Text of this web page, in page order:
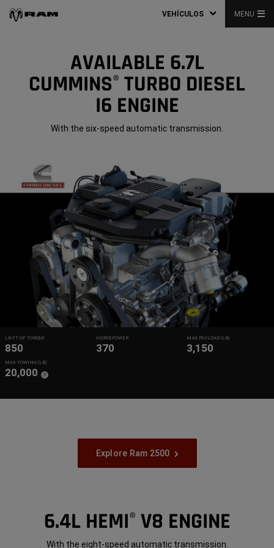
VEHÍCULOS MENU
AVAILABLE 6.7L
CUMMINS® TURBO DIESEL
I6 ENGINE
With the six-speed automatic transmission.
LB-FT OF TORQUE
850
HORSEPOWER
370
MAX PAYLOAD (LB)
3,150
MAX TOWING (LB)
20,000
(
Disclosure
1 )
Explore Ram 2500
6.4L HEMI® V8 ENGINE
With the eight-speed automatic transmission.